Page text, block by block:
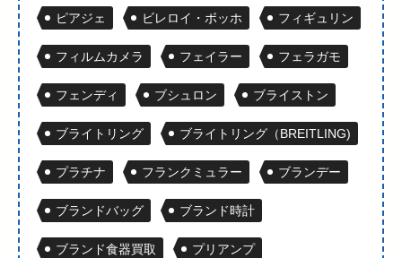
ピアジェ ビレロイ・ボッホ フィギュリン
フィルムカメラ フェイラー フェラガモ
フェンディ ブシュロン ブライストン
ブライトリング ブライトリング（BREITLING)
プラチナ フランクミュラー ブランデー
ブランドバッグ ブランド時計
ブランド食器買取 プリアンプ